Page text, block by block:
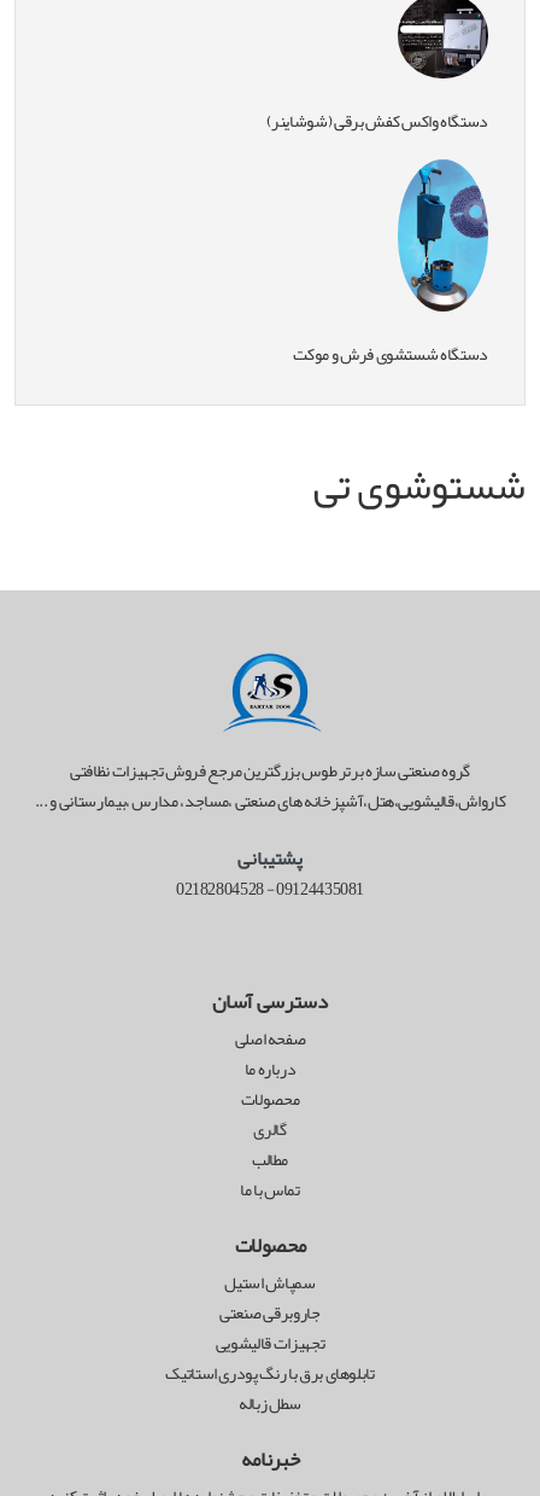
شستوشوی تی
دستگاه واکس کفش برقی (شوشاینر)
دستگاه شستشوی فرش و موکت
گروه صنعتی سازه برتر طوس بزرگترین مرجع فروش تجهیزات نظافتی
کارواش،قالیشویی،هتل،آشپزخانه های صنعتی ،مساجد، مدارس ،بیمارستانی و ...
پشتیبانی
09124435081
-
02182804528
دسترسی آسان
صفحه اصلی
درباره ما
محصولات
گالری
مطالب
تماس با ما
محصولات
سمپاش استیل
جاروبرقی صنعتی
تجهیزات قالیشویی
تابلوهای برق با رنگ پودری استاتیک
سطل زباله
خبرنامه